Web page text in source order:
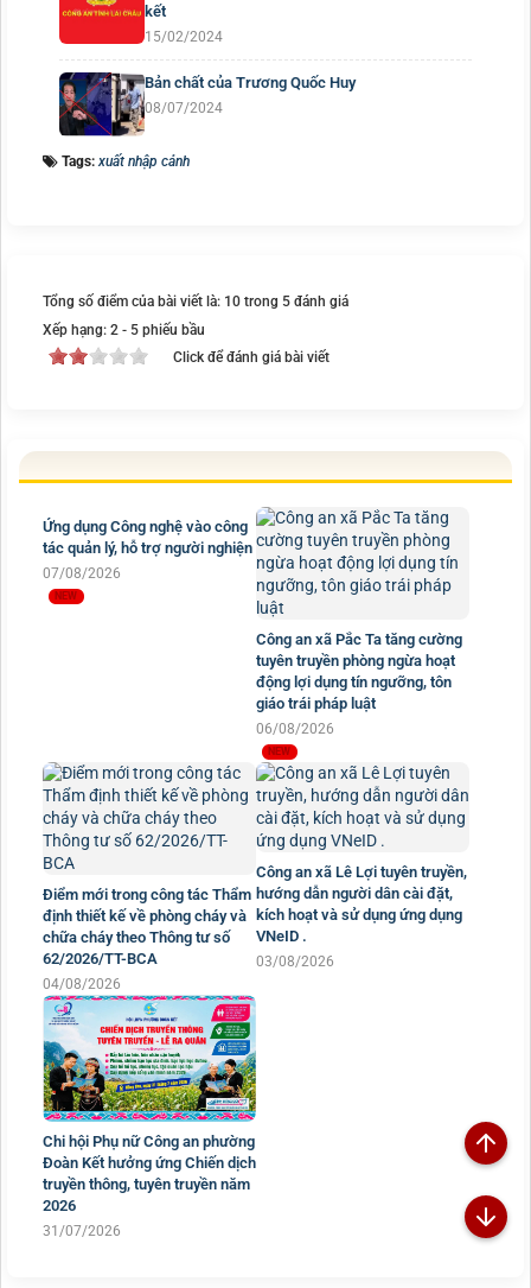
kết
15/02/2024
Bản chất của Trương Quốc Huy
08/07/2024
Tags: xuất nhập cảnh
Tổng số điểm của bài viết là: 10 trong 5 đánh giá
Xếp hạng: 2 - 5 phiếu bầu
Click để đánh giá bài viết
Ứng dụng Công nghệ vào công
Công an xã Pắc Ta tăng cường
tuyên truyền phòng ngừa hoạt
động lợi dụng tín ngưỡng, tôn
giáo trái pháp luật
06/08/2026
Điểm mới trong công tác Thẩm
định thiết kế về phòng cháy và
chữa cháy theo Thông tư số
62/2026/TT-BCA
04/08/2026
Công an xã Lê Lợi tuyên truyền,
hướng dẫn người dân cài đặt,
kích hoạt và sử dụng ứng dụng
VNeID .
03/08/2026
Chi hội Phụ nữ Công an phường
Đoàn Kết hưởng ứng Chiến dịch
truyền thông, tuyên truyền năm
2026
31/07/2026